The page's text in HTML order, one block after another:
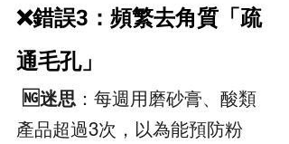
❌錯誤3：頻繁去角質「疏
通毛孔」
🆖迷思 ：每週用磨砂膏、酸類
產品超過3次，以為能預防粉